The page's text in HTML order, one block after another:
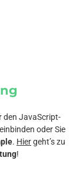
den JavaScript-
oder Sie
. Hiergeht’s zu
!